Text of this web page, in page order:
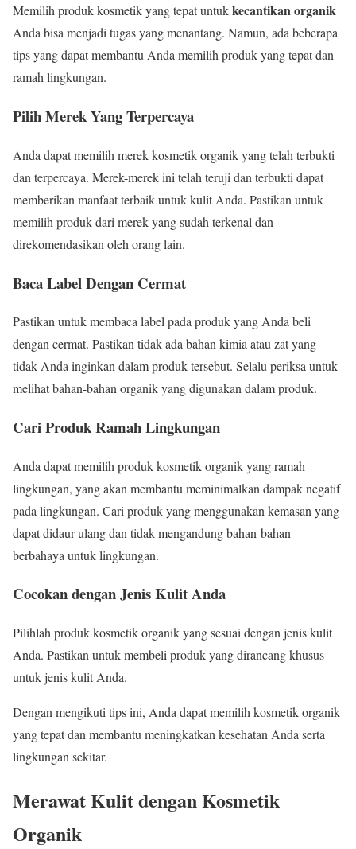
Memilih produk kosmetik yang tepat untukkecantikan organik
Anda bisa menjadi tugas yang menantang. Namun, ada beberapa
tips yang dapat membantu Anda memilih produk yang tepat dan
ramah lingkungan.
Pilih Merek Yang Terpercaya
Anda dapat memilih merek kosmetik organik yang telah terbukti
dan terpercaya. Merek-merek ini telah teruji dan terbukti dapat
memberikan manfaat terbaik untuk kulit Anda. Pastikan untuk
memilih produk dari merek yang sudah terkenal dan
direkomendasikan oleh orang lain.
Baca Label Dengan Cermat
Pastikan untuk membaca label pada produk yang Anda beli
dengan cermat. Pastikan tidak ada bahan kimia atau zat yang
tidak Anda inginkan dalam produk tersebut. Selalu periksa untuk
melihat bahan-bahan organik yang digunakan dalam produk.
Cari Produk Ramah Lingkungan
Anda dapat memilih produk kosmetik organik yang ramah
lingkungan, yang akan membantu meminimalkan dampak negatif
pada lingkungan. Cari produk yang menggunakan kemasan yang
dapat didaur ulang dan tidak mengandung bahan-bahan
berbahaya untuk lingkungan.
Cocokan dengan Jenis Kulit Anda
Pilihlah produk kosmetik organik yang sesuai dengan jenis kulit
Anda. Pastikan untuk membeli produk yang dirancang khusus
untuk jenis kulit Anda.
Dengan mengikuti tips ini, Anda dapat memilih kosmetik organik
yang tepat dan membantu meningkatkan kesehatan Anda serta
lingkungan sekitar.
Merawat Kulit dengan Kosmetik
Organik